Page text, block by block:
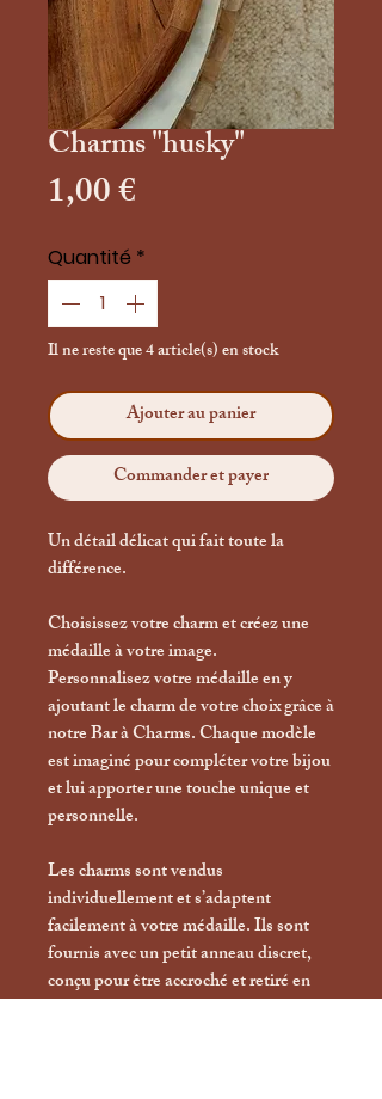
Charms "husky"
1,00 €
Quantité *
Il ne reste que 4 article(s) en stock
Ajouter au panier
Commander et payer
Un détail délicat qui fait toute la
différence.
Choisissez votre charm et créez une
médaille à votre image.
Personnalisez votre médaille en y
ajoutant le charm de votre choix grâce à
notre Bar à Charms. Chaque modèle
est imaginé pour compléter votre bijou
et lui apporter une touche unique et
personnelle.
Les charms sont vendus
individuellement et s’adaptent
facilement à votre médaille. Ils sont
fournis avec un petit anneau discret,
conçu pour être accroché et retiré en
toute simplicité.